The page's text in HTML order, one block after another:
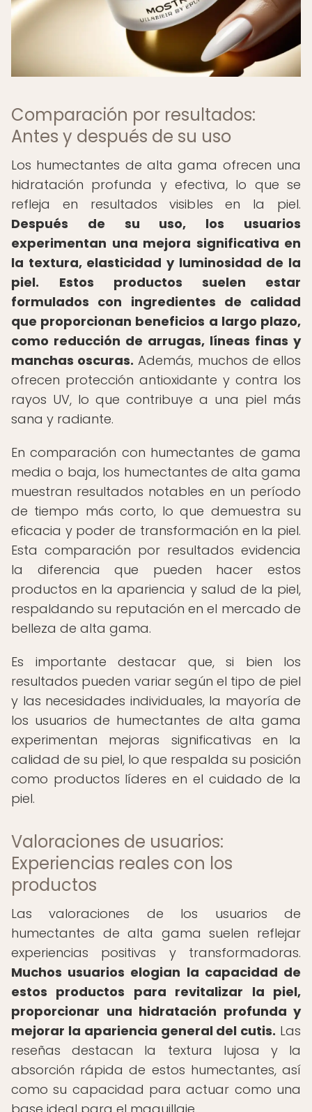
Comparación por resultados:
Antes y después de su uso
Los humectantes de alta gama ofrecen una
hidratación profunda y efectiva, lo que se
refleja en resultados visibles en la piel.
Después de su uso, los usuarios
experimentan una mejora significativa en
la textura, elasticidad y luminosidad de la
piel.
Estos productos suelen estar
formulados con ingredientes de calidad
que proporcionan beneficios a largo plazo,
como reducción de arrugas, líneas finas y
manchas oscuras. Además, muchos de ellos
ofrecen protección antioxidante y contra los
rayos UV, lo que contribuye a una piel más
sana y radiante.
En comparación con humectantes de gama
media o baja, los humectantes de alta gama
muestran resultados notables en un período
de tiempo más corto, lo que demuestra su
eficacia y poder de transformación en la piel.
Esta comparación por resultados evidencia
la diferencia que pueden hacer estos
productos en la apariencia y salud de la piel,
respaldando su reputación en el mercado de
belleza de alta gama.
Es importante destacar que, si bien los
resultados pueden variar según el tipo de piel
y las necesidades individuales, la mayoría de
los usuarios de humectantes de alta gama
experimentan mejoras significativas en la
calidad de su piel, lo que respalda su posición
como productos líderes en el cuidado de la
piel.
Valoraciones de usuarios:
Experiencias reales con los
productos
Las valoraciones de los usuarios de
humectantes de alta gama suelen reflejar
experiencias positivas y transformadoras.
Muchos usuarios elogian la capacidad de
estos productos para revitalizar la piel,
proporcionar una hidratación profunda y
mejorar la apariencia general del cutis. Las
reseñas destacan la textura lujosa y la
absorción rápida de estos humectantes, así
como su capacidad para actuar como una